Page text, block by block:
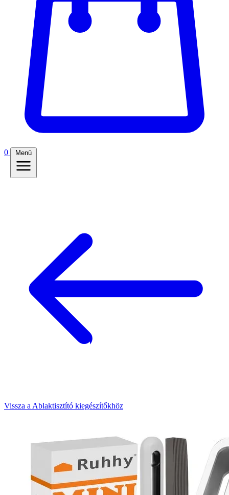
0 Menü
Vissza a Ablaktisztító kiegészítőkhöz